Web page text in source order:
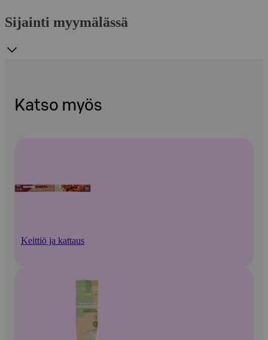
Sijainti myymälässä
Katso myös
Keittiö ja kattaus